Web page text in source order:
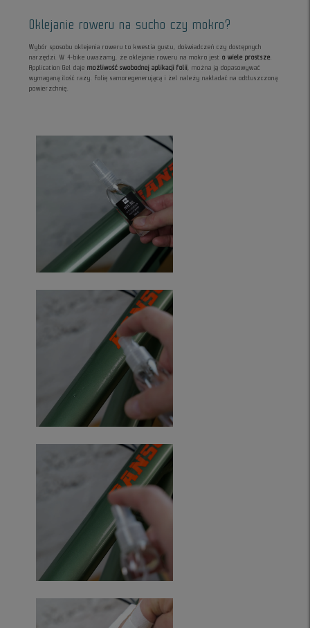
Oklejanie roweru na sucho czy mokro?
Wybór sposobu oklejenia roweru to kwestia gustu, doświadczeń czy dostępnych
narzędzi. W 4-bike uważamy, że oklejanie roweru na mokro jesto wiele prostsze.
Application Gel dajemożliwość swobodnej aplikacji folii, można ją dopasowywać
wymaganą ilość razy. Folię samoregenerującą i żel należy nakładać na odtłuszczoną
powierzchnię.